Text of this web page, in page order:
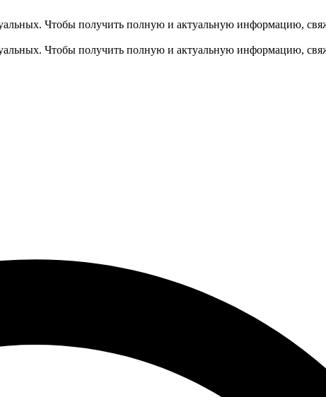
Чтобы получить полную и актуальную информацию,
Чтобы получить полную и актуальную информацию,